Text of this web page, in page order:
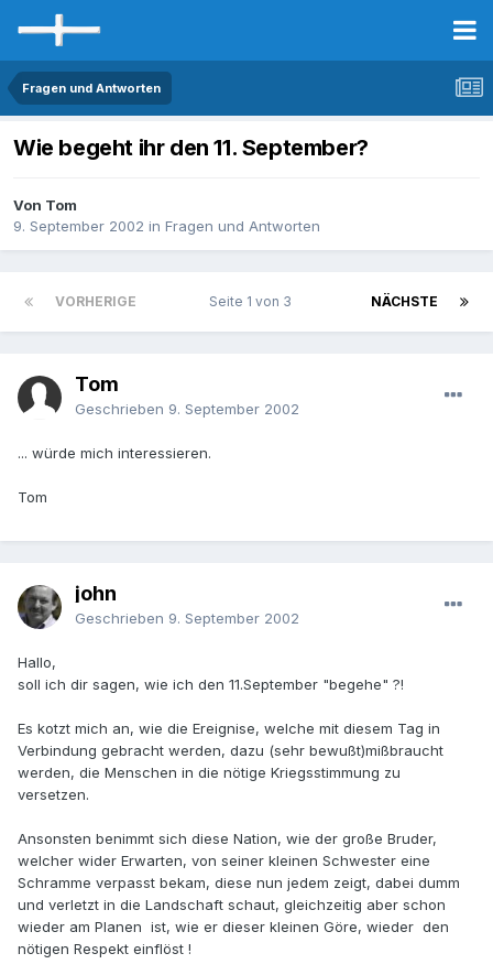
Fragen und Antworten
Wie begeht ihr den 11. September?
Von Tom
9. September 2002 in Fragen und Antworten
VORHERIGE NÄCHSTE
Seite 1 von 3
Tom
Geschrieben 9. September 2002
... würde mich interessieren.
Tom
john
Geschrieben 9. September 2002
Hallo,
soll ich dir sagen, wie ich den 11.September "begehe" ?!
Es kotzt mich an, wie die Ereignise, welche mit diesem Tag in
Verbindung gebracht werden, dazu (sehr bewußt)mißbraucht
werden, die Menschen in die nötige Kriegsstimmung zu
versetzen.
Ansonsten benimmt sich diese Nation, wie der große Bruder,
welcher wider Erwarten, von seiner kleinen Schwester eine
Schramme verpasst bekam, diese nun jedem zeigt, dabei dumm
und verletzt in die Landschaft schaut, gleichzeitig aber schon
wieder am Planen ist, wie er dieser kleinen Göre, wieder den
nötigen Respekt einflöst !